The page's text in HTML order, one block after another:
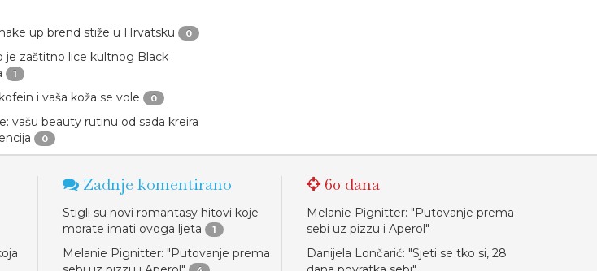
up brend stiže u Hrvatsku 0
je zaštitno lice kultnog Black
1
i vaša koža se vole 0
vašu beauty rutinu od sada kreira
0
Zadnje komentirano
Stigli su novi romantasy hitovi koje
morate imati ovoga ljeta
1
Melanie Pignitter: "Putovanje prema
60 dana
Melanie Pignitter: "Putovanje prema
sebi uz pizzu i Aperol"
Danijela Lončarić: "Sjeti se tko si, 28